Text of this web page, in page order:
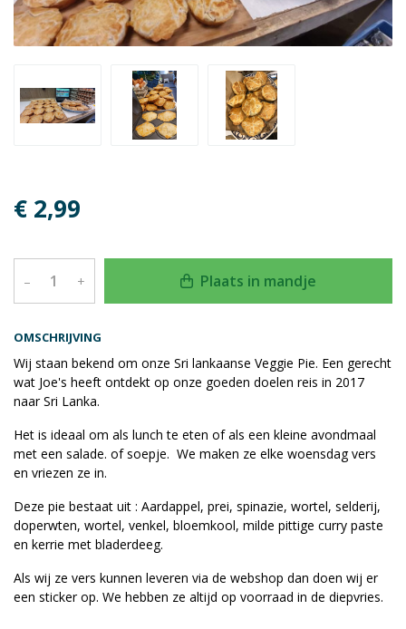
OMSCHRIJVING
Wij staan bekend om onze Sri lankaanse Veggie Pie. Een gerecht
wat Joe's heeft ontdekt op onze goeden doelen reis in 2017
naar Sri Lanka.
Het is ideaal om als lunch te eten of als een kleine avondmaal
met een salade. of soepje. We maken ze elke woensdag vers
en vriezen ze in.
Deze pie bestaat uit : Aardappel, prei, spinazie, wortel, selderij,
doperwten, wortel, venkel, bloemkool, milde pittige curry paste
en kerrie met bladerdeeg.
Als wij ze vers kunnen leveren via de webshop dan doen wij er
een sticker op. We hebben ze altijd op voorraad in de diepvries.
€ 2,99
– + Plaats in mandje